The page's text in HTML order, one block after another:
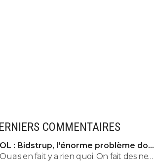
COMMENTAIRES
OL : Bidstrup, l'énorme problème dont
personne n'ose parler
Ouais en fait y a rien quoi. On fait des news